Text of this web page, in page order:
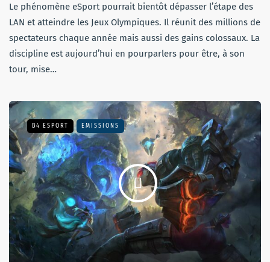
Le phénomène eSport pourrait bientôt dépasser l’étape des
LAN et atteindre les Jeux Olympiques. Il réunit des millions de
spectateurs chaque année mais aussi des gains colossaux. La
discipline est aujourd’hui en pourparlers pour être, à son
tour, mise…
B4 ESPORT EMISSIONS